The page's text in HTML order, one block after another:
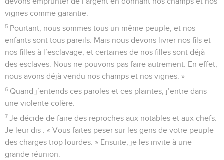
vignes comme garantie.
5 Pourtant, nous sommes tous un même peuple, et nos
enfants sont tous pareils. Mais nous devons livrer nos fils et
nos filles à l’esclavage, et certaines de nos filles sont déjà
des esclaves. Nous ne pouvons pas faire autrement. En effet,
nous avons déjà vendu nos champs et nos vignes. »
6 Quand j’entends ces paroles et ces plaintes, j’entre dans
une violente colère.
7 Je décide de faire des reproches aux notables et aux chefs.
Je leur dis : « Vous faites peser sur les gens de votre peuple
des charges trop lourdes. » Ensuite, je les invite à une
grande réunion.